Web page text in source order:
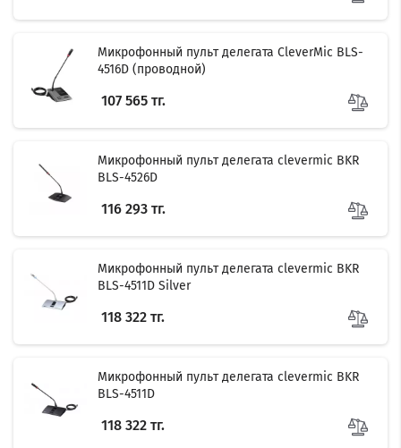
Микрофонный пульт делегата CleverMic BLS-
4516D (проводной)
107 565 тг.
Микрофонный пульт делегата clevermic BKR
BLS-4526D
116 293 тг.
Микрофонный пульт делегата clevermic BKR
BLS-4511D Silver
118 322 тг.
Микрофонный пульт делегата clevermic BKR
BLS-4511D
118 322 тг.